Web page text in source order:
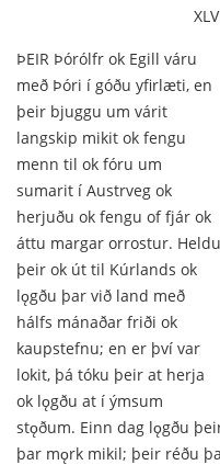
ÞEIR Þórólfr ok Egill váru
með Þóri í góðu yfirlæti, en
þeir bjuggu um várit
langskip mikit ok fengu
menn til ok fóru um
sumarit í Austrveg ok
herjuðu ok fengu of fjár ok
áttu margar orrostur. Heldu
þeir ok út til Kúrlands ok
lǫgðu þar við land með
hálfs mánaðar friði ok
kaupstefnu; en er því var
lokit, þá tóku þeir at herja
ok lǫgðu at í ýmsum
stǫðum. Einn dag lǫgðu
þar mǫrk mikil; þeir réðu